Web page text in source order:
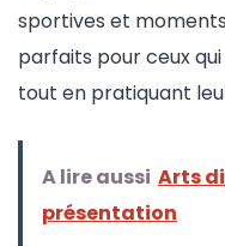
sportives et
parfaits pour ceux
tout en pratiquant
A lire aussi Arts
présentation